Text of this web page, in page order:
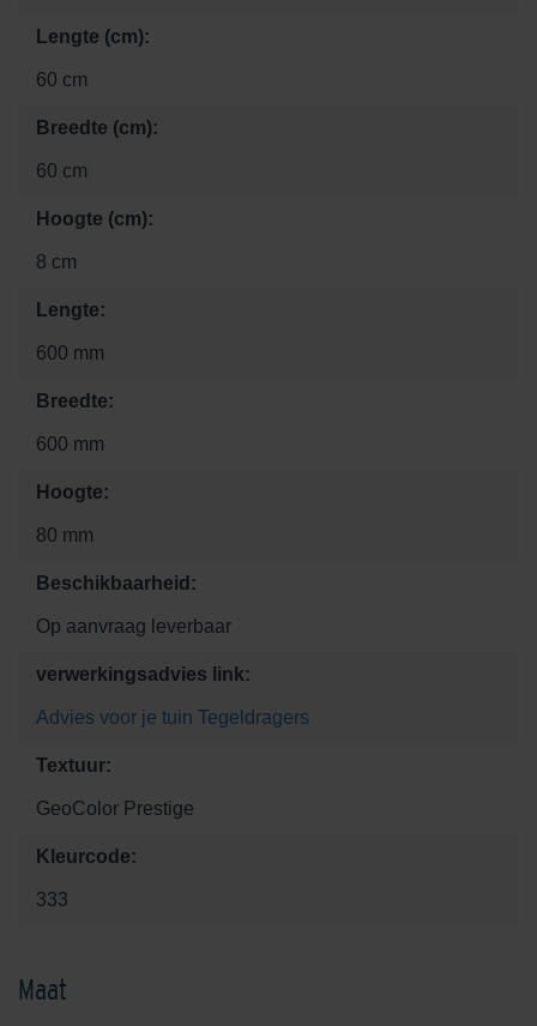
Lengte (cm):
60 cm
Breedte (cm):
60 cm
Hoogte (cm):
8 cm
Lengte:
600 mm
Breedte:
600 mm
Hoogte:
80 mm
Beschikbaarheid:
Op aanvraag leverbaar
verwerkingsadvies link:
Advies voor je tuin Tegeldragers
Textuur:
GeoColor Prestige
Kleurcode:
333
Maat